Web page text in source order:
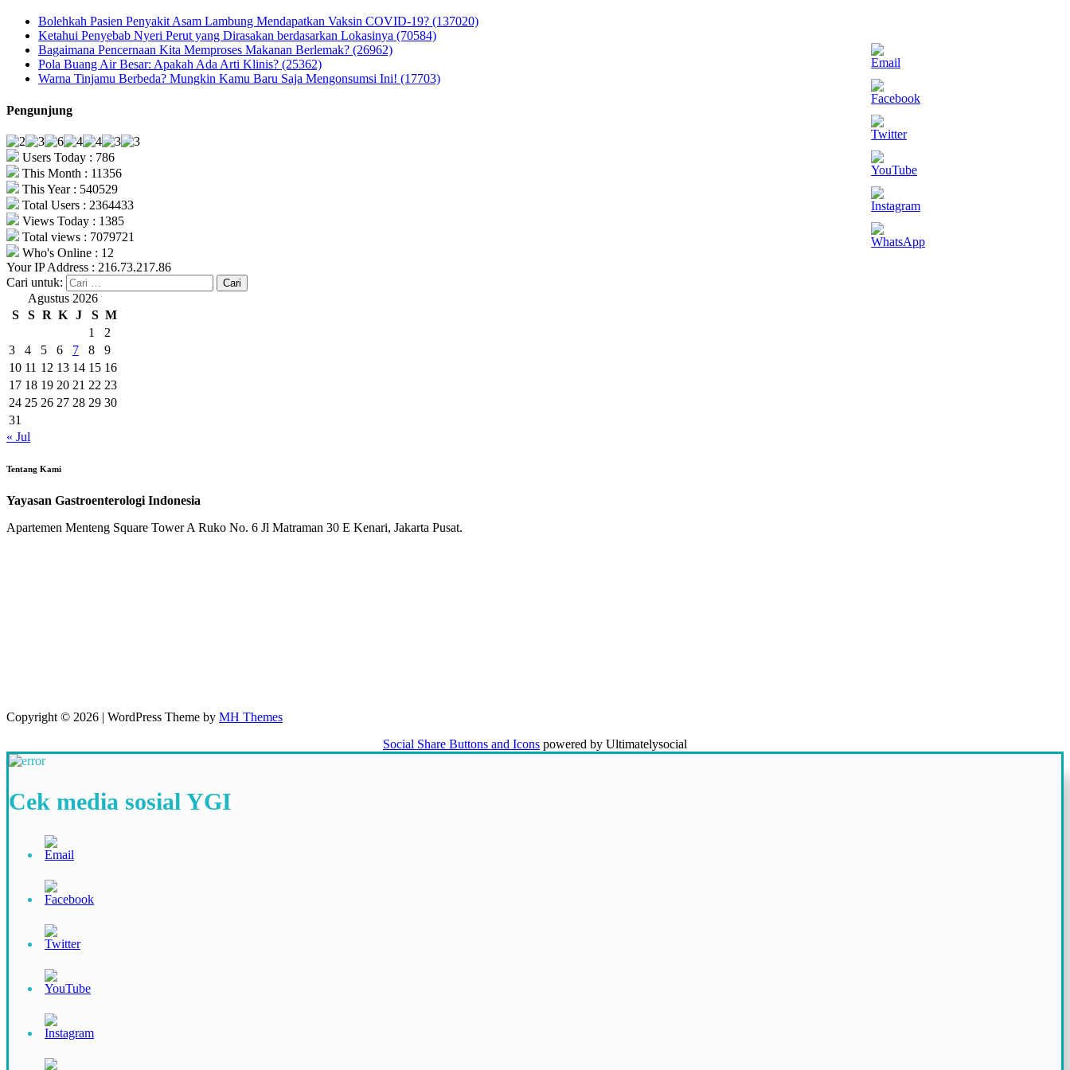
Bolehkah Pasien Penyakit Asam Lambung Mendapatkan Vaksin COVID-19? (137020)
Ketahui Penyebab Nyeri Perut yang Dirasakan berdasarkan Lokasinya (70584)
Bagaimana Pencernaan Kita Memproses Makanan Berlemak? (26962)
Pola Buang Air Besar: Apakah Ada Arti Klinis? (25362)
Warna Tinjamu Berbeda? Mungkin Kamu Baru Saja Mengonsumsi Ini! (17703)
Pengunjung
Users Today : 786
This Month : 11356
This Year : 540529
Total Users : 2364433
Views Today : 1385
Total views : 7079721
Who's Online : 12
Your IP Address : 216.73.217.86
Cari untuk:
Agustus 2026
S
S R K J S M
1
2
3
4 5 6 7 8
9
10 11 12 13 14 15 16
17 18 19 20 21 22 23
24 25 26 27 28 29 30
31
« Jul
Tentang Kami
Yayasan Gastroenterologi Indonesia
Apartemen Menteng Square Tower A Ruko No. 6 Jl Matraman 30 E Kenari, Jakarta Pusat.
Copyright © 2026 | WordPress Theme by MH Themes
Social Share Buttons and Icons powered by Ultimatelysocial
Cek media sosial YGI